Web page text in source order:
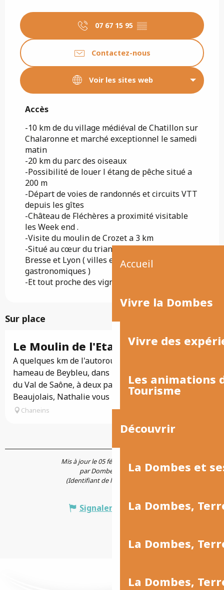
Accueil
Vivre la Dombes
Vivre des
Les animations
Tourisme
Découvrir
La Dombes et
La Dombes,
La Dombes,
La Dombes,
07 67 15 95 ▒▒
Contactez-nous
Voir les sites web
Accès
Accès
-10 km de du village médiéval de Chatillon sur
Chalaronne et marché exceptionnel le samedi
matin
-20 km du parc des oiseaux
-Possibilité de louer l étang de pêche situé a
200 m
-Départ de voies de randonnés et circuits VTT
depuis les gîtes
-Château de Fléchères a proximité visitable
les Week end .
-Visite du moulin de Crozet a 3 km
-Situé au cœur du triangle : Mâcon / Bourg en
Bresse et Lyon ( villes et régions
gastronomiques )
-Et tout proche des vignobles du beaujolais
Sur place
Le Moulin de l'Etang
A quelques km de l'autoroute A6, au cœur du
hameau de Beybleu, dans une campagne verdoyante
du Val de Saône, à deux pas des vignes du
Beaujolais, Nathalie vous propose deux...
Chaneins
Mis à jour le 05 février 2026 à 17:16
par Dombes Tourisme
(Identifiant de l'offre :
Signaler une erreur